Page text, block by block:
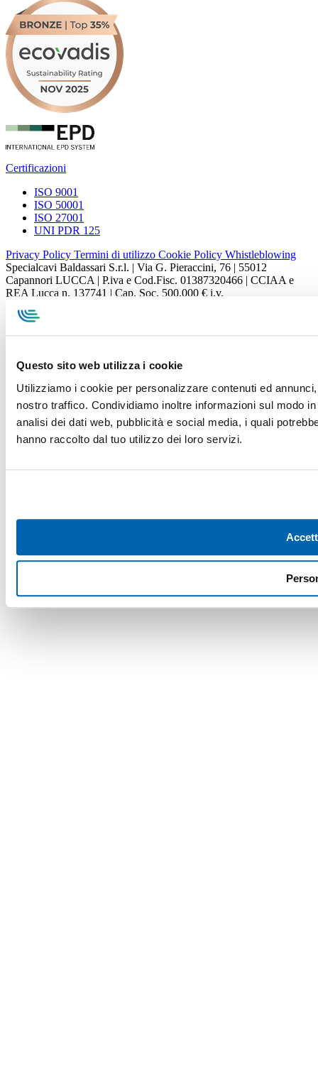
Questo sito web utilizza i cookie
Utilizziamo i cookie per personalizzare contenuti ed
nostro traffico. Condividiamo inoltre informazioni sul modo
analisi dei dati web, pubblicità e social media, i quali
hanno raccolto dal tuo utilizzo dei loro servizi.
Certificazioni
ISO 9001
ISO 50001
ISO 27001
UNI PDR 125
Privacy Policy Termini di utilizzo Cookie Policy Whistleblowing
Specialcavi Baldassari S.r.l. | Via G. Pieraccini, 76 | 55012
Capannori LUCCA | P.iva e Cod.Fisc. 01387320466 | CCIAA e
REA Lucca n. 137741 | Cap. Soc. 500.000 € i.v.